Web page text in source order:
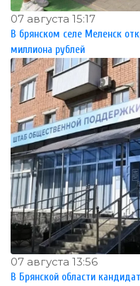
07 августа 15:17
В брянском селе Меленск
миллиона рублей
07 августа 13:56
В Брянской области